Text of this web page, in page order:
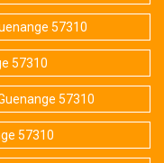
57310
57310
57310
57310